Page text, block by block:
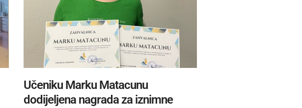
Učeniku Marku Matacunu
dodijeljena nagrada za iznimne